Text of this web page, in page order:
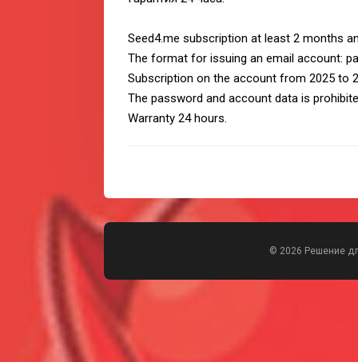
Seed4.me subscription at least 2 months
The format for issuing an email account:
Subscription on the account from 2025 to
The password and account data is
Warranty 24 hours.
© 2026 Решение